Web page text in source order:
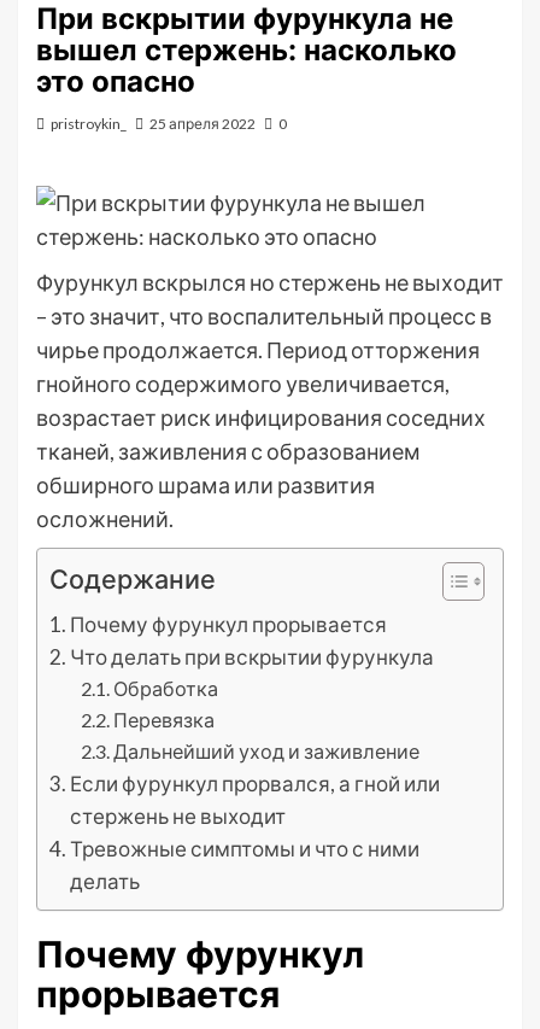
При вскрытии фурункула не
вышел стержень: насколько
это опасно
pristroykin_ 25 апреля 2022 0
Фурункул вскрылся но стержень не выходит
– это значит, что воспалительный процесс в
чирье продолжается. Период отторжения
гнойного содержимого увеличивается,
возрастает риск инфицирования соседних
тканей, заживления с образованием
обширного шрама или развития
осложнений.
Содержание
Почему фурункул прорывается
Что делать при вскрытии фурункула
Обработка
Перевязка
Дальнейший уход и заживление
Если фурункул прорвался, а гной или
стержень не выходит
Тревожные симптомы и что с ними
делать
Почему фурункул
прорывается